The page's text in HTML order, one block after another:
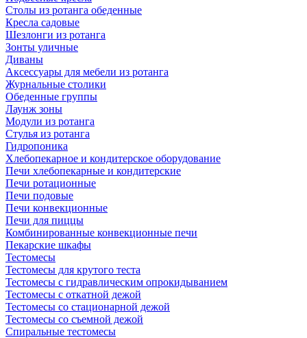
Столы из ротанга обеденные
Кресла садовые
Шезлонги из ротанга
Зонты уличные
Диваны
Аксессуары для мебели из ротанга
Журнальные столики
Обеденные группы
Лаунж зоны
Модули из ротанга
Стулья из ротанга
Гидропоника
Хлебопекарное и кондитерское оборудование
Печи хлебопекарные и кондитерские
Печи ротационные
Печи подовые
Печи конвекционные
Печи для пиццы
Комбинированные конвекционные печи
Пекарские шкафы
Тестомесы
Тестомесы для крутого теста
Тестомесы с гидравлическим опрокидыванием
Тестомесы с откатной дежой
Тестомесы со стационарной дежой
Тестомесы со съемной дежой
Спиральные тестомесы